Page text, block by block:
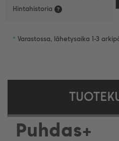
Hintahistoria
• Varastossa, lähetysaika 1-3
Puhdas+